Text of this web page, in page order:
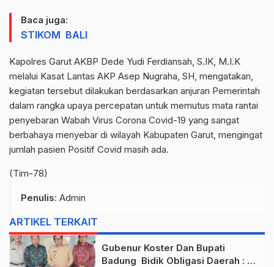
Baca juga:
STIKOM BALI
Kapolres Garut AKBP Dede Yudi Ferdiansah, S.IK, M.I.K
melalui Kasat Lantas AKP Asep Nugraha, SH, mengatakan,
kegiatan tersebut dilakukan berdasarkan anjuran Pemerintah
dalam rangka upaya percepatan untuk memutus mata rantai
penyebaran Wabah Virus Corona Covid-19 yang sangat
berbahaya menyebar di wilayah Kabupaten Garut, mengingat
jumlah pasien Positif Covid masih ada.
(Tim-78)
Penulis: Admin
ARTIKEL TERKAIT
Gubenur Koster Dan Bupati
Badung Bidik Obligasi Daerah :